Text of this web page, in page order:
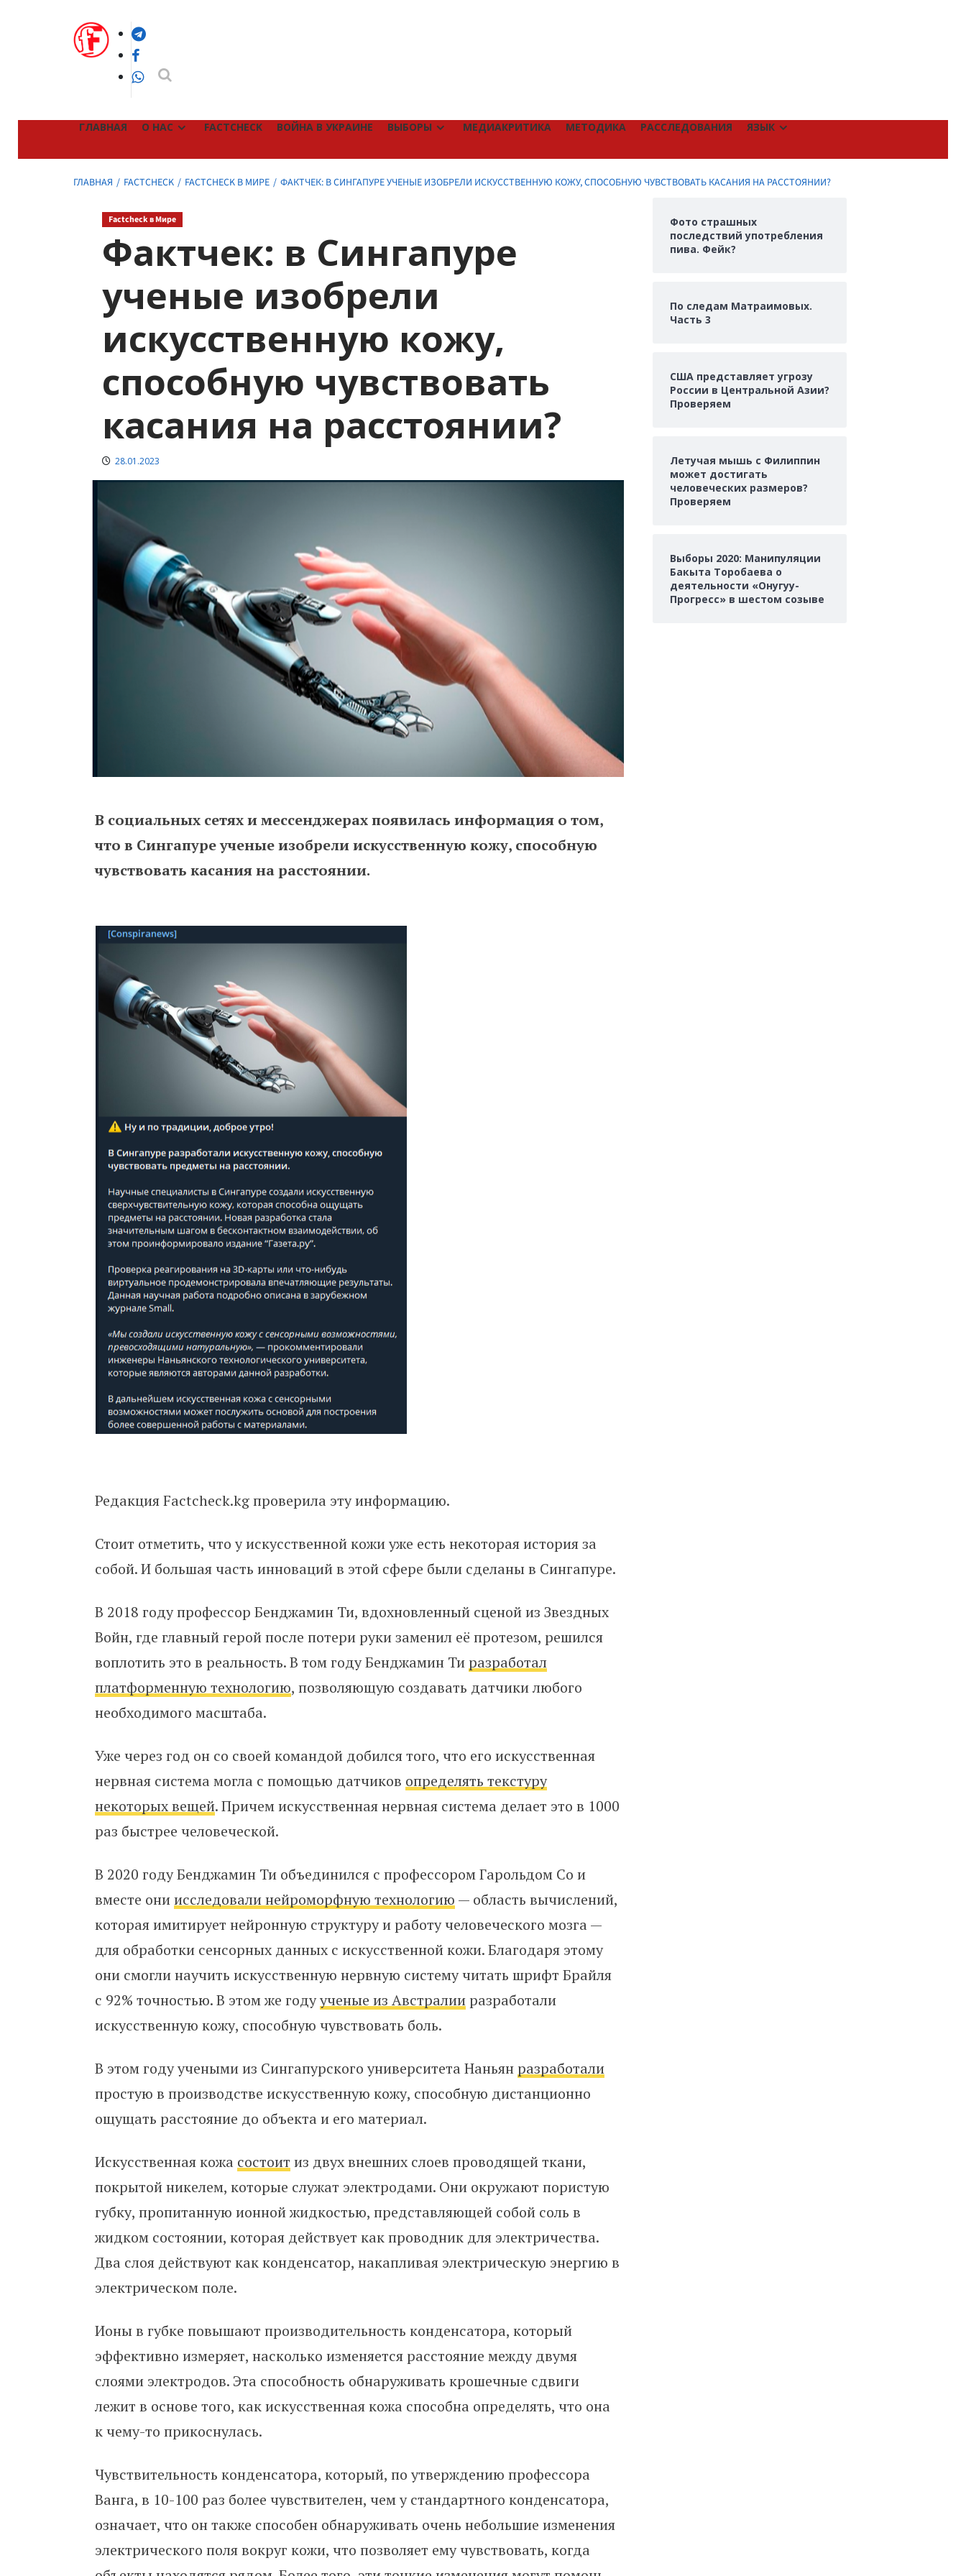
содержимому
Telegram
Facebook
WhatsApp
ГЛАВНАЯ О НАС FACTCHECK ВОЙНА В УКРАИНЕ ВЫБОРЫ МЕДИАКРИТИКА МЕТОДИКА РАССЛЕДОВАНИЯ ЯЗЫК
ГЛАВНАЯ FACTCHECK FACTCHECK В МИРЕ ФАКТЧЕК: В СИНГАПУРЕ УЧЕНЫЕ ИЗОБРЕЛИ ИСКУССТВЕННУЮ КОЖУ, СПОСОБНУЮ ЧУВСТВОВАТЬ КАСАНИЯ НА РАССТОЯНИИ?
Factcheck в Мире
Фактчек: в Сингапуре
ученые изобрели
искусственную кожу,
способную чувствовать
касания на расстоянии?
28.01.2023
В социальных сетях и мессенджерах появилась информация о том,
что в Сингапуре ученые изобрели искусственную кожу, способную
чувствовать касания на расстоянии.
Редакция Factcheck.kg проверила эту информацию.
Стоит отметить, что у искусственной кожи уже есть некоторая история за
собой. И большая часть инноваций в этой сфере были сделаны в Сингапуре.
В 2018 году профессор Бенджамин Ти, вдохновленный сценой из Звездных
Войн, где главный герой после потери руки заменил её протезом, решился
воплотить это в реальность. В том году Бенджамин Тиразработал
платформенную технологию, позволяющую создавать датчики любого
необходимого масштаба.
Уже через год он со своей командой добился того, что его искусственная
нервная система могла с помощью датчиков определять текстуру
некоторых вещей. Причем искусственная нервная система делает это в 1000
раз быстрее человеческой.
В 2020 году Бенджамин Ти объединился с профессором Гарольдом Со и
вместе ониисследовали нейроморфную технологию — область вычислений,
которая имитирует нейронную структуру и работу человеческого мозга —
для обработки сенсорных данных с искусственной кожи. Благодаря этому
они смогли научить искусственную нервную систему читать шрифт Брайля
с 92% точностью. В этом же годуученые из Австралииразработали
искусственную кожу, способную чувствовать боль.
В этом году учеными из Сингапурского университета Наньянразработали
простую в производстве искусственную кожу, способную дистанционно
ощущать расстояние до объекта и его материал.
Искусственная кожа состоит из двух внешних слоев проводящей ткани,
покрытой никелем, которые служат электродами. Они окружают пористую
губку, пропитанную ионной жидкостью, представляющей собой соль в
жидком состоянии, которая действует как проводник для электричества.
Два слоя действуют как конденсатор, накапливая электрическую энергию в
электрическом поле.
Ионы в губке повышают производительность конденсатора, который
эффективно измеряет, насколько изменяется расстояние между двумя
слоями электродов. Эта способность обнаруживать крошечные сдвиги
лежит в основе того, как искусственная кожа способна определять, что она
к чему-то прикоснулась.
Чувствительность конденсатора, который, по утверждению профессора
Ванга, в 10-100 раз более чувствителен, чем у стандартного конденсатора,
означает, что он также способен обнаруживать очень небольшие изменения
электрического поля вокруг кожи, что позволяет ему чувствовать, когда
Фото страшных
последствий употребления
пива. Фейк?
По следам Матраимовых.
Часть 3
США представляет угрозу
России в Центральной Азии?
Проверяем
Летучая мышь с Филиппин
может достигать
человеческих размеров?
Проверяем
Выборы 2020: Манипуляции
Бакыта Торобаева о
деятельности «Онугуу-
Прогресс» в шестом созыве